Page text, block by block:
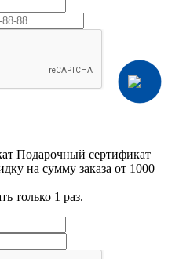
Подарочный сертификат
на сумму заказа от 1000
только 1 раз.